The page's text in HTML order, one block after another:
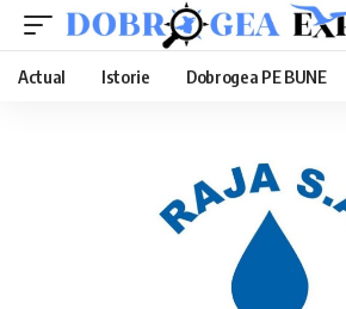
Actual Istorie Dobrogea PE BUNE